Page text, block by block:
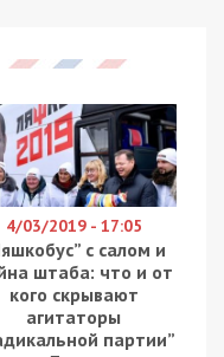
4/03/2019 - 17:05
с салом и
штаба: что и от
кого скрывают
агитаторы
партии”